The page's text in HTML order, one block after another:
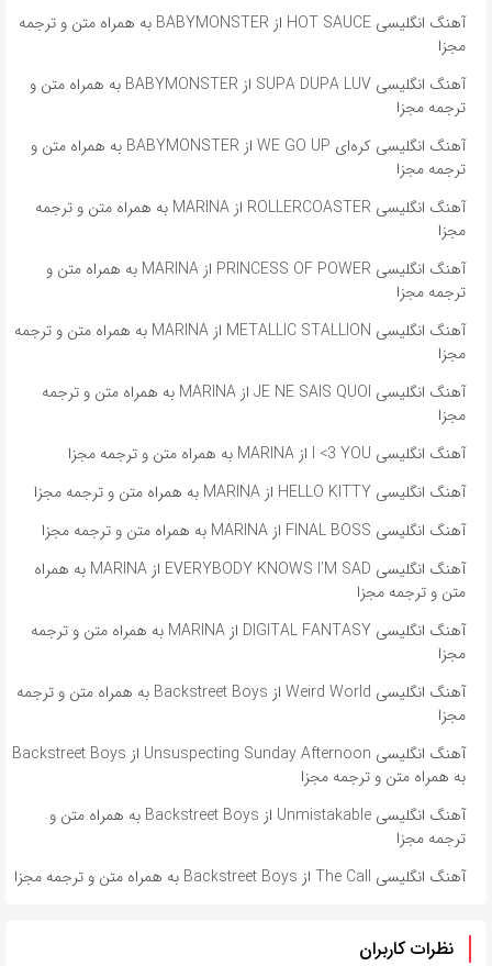
آهنگ انگلیسی HOT SAUCE از BABYMONSTER به همراه متن و ترجمه
مجزا
آهنگ انگلیسی SUPA DUPA LUV از BABYMONSTER به همراه متن و
ترجمه مجزا
آهنگ انگلیسی کره‌ای WE GO UP از BABYMONSTER به همراه متن و
ترجمه مجزا
آهنگ انگلیسی ROLLERCOASTER از MARINA به همراه متن و ترجمه
مجزا
آهنگ انگلیسی PRINCESS OF POWER از MARINA به همراه متن و
ترجمه مجزا
آهنگ انگلیسی METALLIC STALLION از MARINA به همراه متن و ترجمه
مجزا
آهنگ انگلیسی JE NE SAIS QUOI از MARINA به همراه متن و ترجمه
مجزا
آهنگ انگلیسی I <3 YOU از MARINA به همراه متن و ترجمه مجزا
آهنگ انگلیسی HELLO KITTY از MARINA به همراه متن و ترجمه مجزا
آهنگ انگلیسی FINAL BOSS از MARINA به همراه متن و ترجمه مجزا
آهنگ انگلیسی EVERYBODY KNOWS I’M SAD از MARINA به همراه
متن و ترجمه مجزا
آهنگ انگلیسی DIGITAL FANTASY از MARINA به همراه متن و ترجمه
مجزا
آهنگ انگلیسی Weird World از Backstreet Boys به همراه متن و ترجمه
مجزا
آهنگ انگلیسی Unsuspecting Sunday Afternoon از Backstreet Boys
به همراه متن و ترجمه مجزا
آهنگ انگلیسی Unmistakable از Backstreet Boys به همراه متن و
ترجمه مجزا
آهنگ انگلیسی The Call از Backstreet Boys به همراه متن و ترجمه مجزا
نظرات کاربران